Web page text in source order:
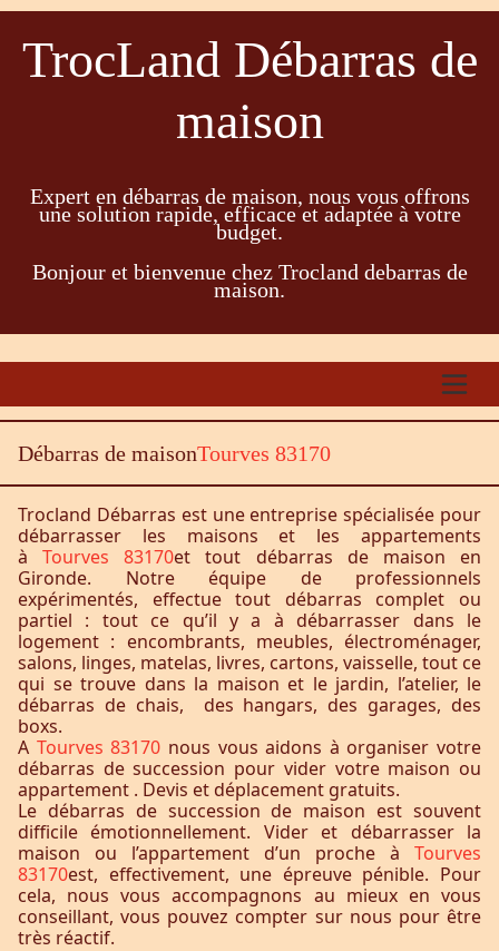
TrocLand Débarras de
maison
Expert en débarras de maison, nous vous offrons
une solution rapide, efficace et adaptée à votre
budget.
Bonjour et bienvenue chez Trocland debarras de
maison.
Débarras de maisonTourves 83170
Trocland Débarras est une entreprise spécialisée pour
débarrasser les maisons et les appartements
àTourves 83170et tout débarras de maison en
Gironde. Notre équipe de professionnels
expérimentés, effectue tout débarras complet ou
partiel : tout ce qu’il y a à débarrasser dans le
logement : encombrants, meubles, électroménager,
salons, linges, matelas, livres, cartons, vaisselle, tout ce
qui se trouve dans la maison et le jardin, l’atelier, le
débarras de chais, des hangars, des garages, des
boxs.
A Tourves 83170 nous vous aidons à organiser votre
débarras de succession pour vider votre maison ou
appartement . Devis et déplacement gratuits.
Le débarras de succession de maison est souvent
difficile émotionnellement. Vider et débarrasser la
maison ou l’appartement d’un proche à Tourves
83170est, effectivement, une épreuve pénible. Pour
cela, nous vous accompagnons au mieux en vous
conseillant, vous pouvez compter sur nous pour être
très réactif.